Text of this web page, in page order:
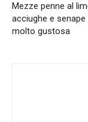
Mezze penne al
acciughe e
molto gustosa